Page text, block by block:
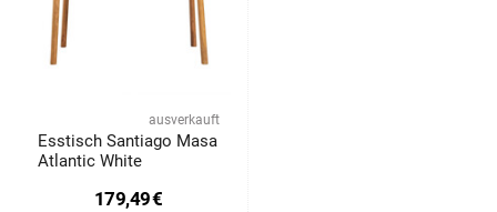
ausverkauft
Esstisch Santiago Masa
Atlantic White
179,49€